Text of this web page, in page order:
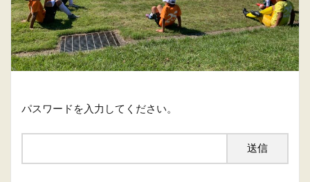
パスワードを入力してください。